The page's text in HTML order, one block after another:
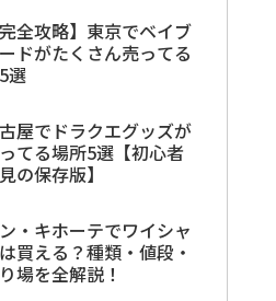
完全攻略】東京でベイブ
ドがたくさん売ってる
選
屋でドラクエグッズが
てる場所5選【初心者
の保存版】
・キホーテでワイシャ
買える？種類・値段・
場を全解説！